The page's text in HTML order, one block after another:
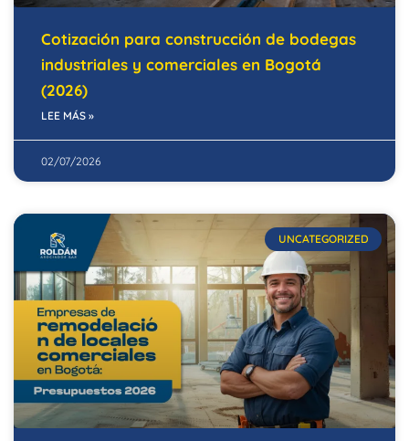
Cotización para construcción de bodegas
industriales y comerciales en Bogotá
(2026)
LEE MÁS »
02/07/2026
UNCATEGORIZED